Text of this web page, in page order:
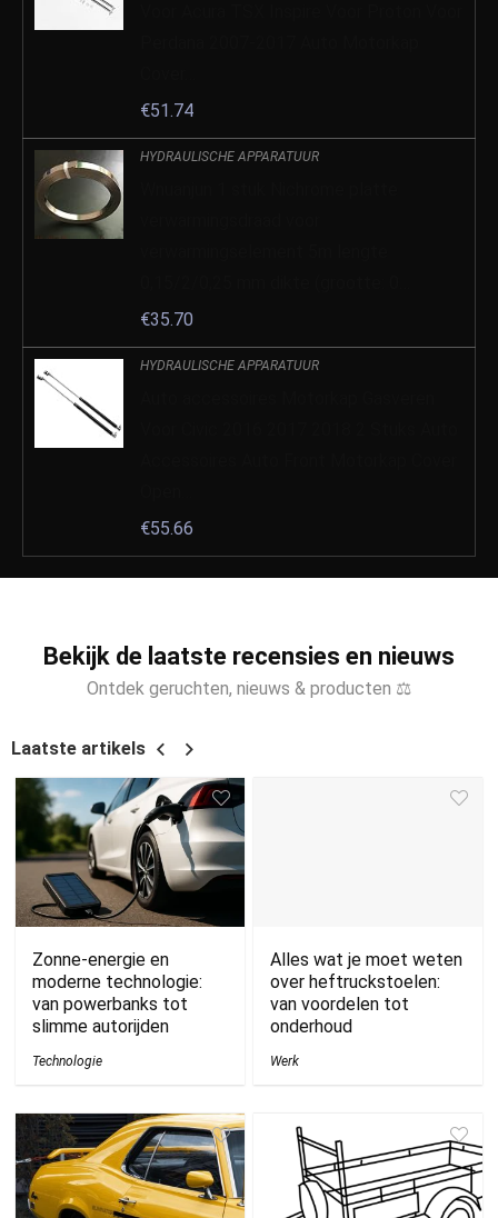
€51.74
HYDRAULISCHE APPARATUUR
€35.70
HYDRAULISCHE APPARATUUR
€55.66
Bekijk de laatste recensies en nieuws
Ontdek geruchten, nieuws & producten ⚖
Laatste artikels
Zonne-energie en
moderne technologie:
van powerbanks tot
slimme autorijden
Technologie
Alles wat je moet weten
over heftruckstoelen:
van voordelen tot
onderhoud
Werk